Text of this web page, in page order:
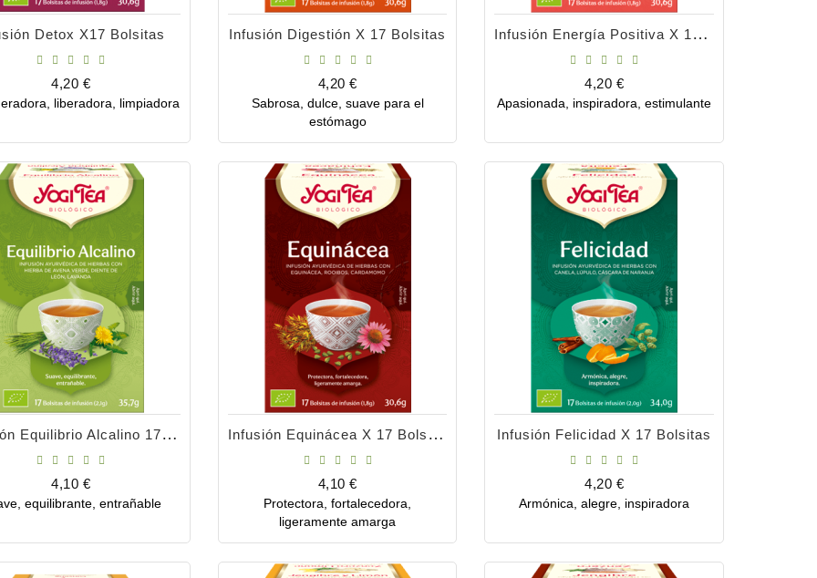
Detox X17 Bolsitas
Precio
4,20 €
liberadora, limpiadora
Comprar
Infusión Digestión X 17 Bolsitas
Precio
4,20 €
Sabrosa, dulce, suave para el
estómago
Comprar
Infusión Energía Positiva X 17 Bolsitas
Precio
4,20 €
Apasionada, inspiradora, estimulante
Comprar
Infusión Equilibrio Alcalino 17 Bolsitas
Precio
4,10 €
equilibrante, entrañable
Comprar
Infusión Equinácea X 17 Bolsitas
Precio
4,10 €
Protectora, fortalecedora,
ligeramente amarga
Comprar
Infusión Felicidad X 17 Bolsitas
Precio
4,20 €
Armónica, alegre, inspiradora
Comprar